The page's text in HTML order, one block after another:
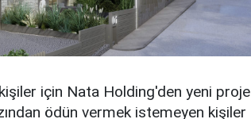
için Nata Holding'den yeni proje
ödün vermek istemeyen kişiler